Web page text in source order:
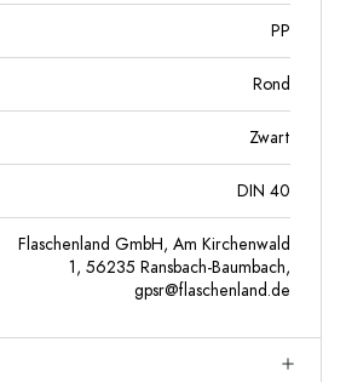
PP
Rond
Zwart
DIN 40
Flaschenland GmbH, Am Kirchenwald
1, 56235 Ransbach-Baumbach,
gpsr@flaschenland.de